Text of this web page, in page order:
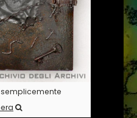
semplicemente